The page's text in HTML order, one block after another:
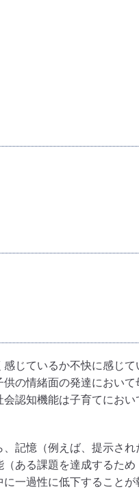
じているか不快に感じて
の情緒面の発達において
認知機能は子育てにおい
記憶（例えば、提示され
ある課題を達成するため
一過性に低下することが